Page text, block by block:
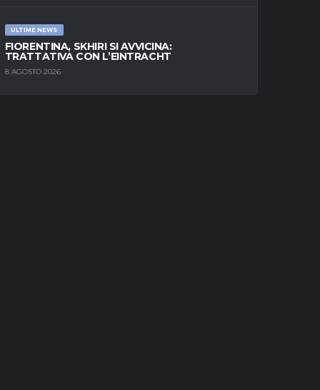
ULTIME NEWS
FIORENTINA, SKHIRI SI AVVICINA:
TRATTATIVA CON L’EINTRACHT
8 AGOSTO 2026